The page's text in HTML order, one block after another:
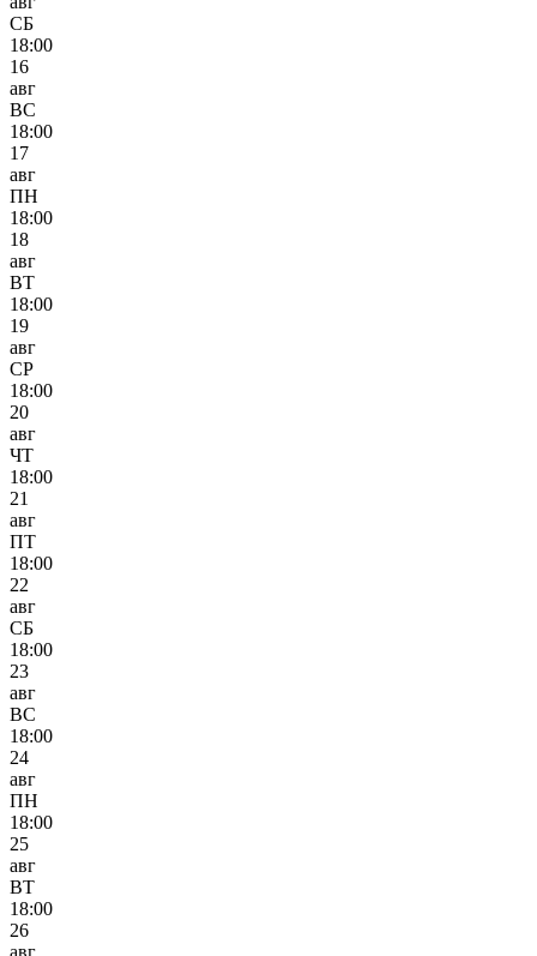
СБ
18:00
16
авг
ВС
18:00
17
авг
ПН
18:00
18
авг
ВТ
18:00
19
авг
СР
18:00
20
авг
ЧТ
18:00
21
авг
ПТ
18:00
22
авг
СБ
18:00
23
авг
ВС
18:00
24
авг
ПН
18:00
25
авг
ВТ
18:00
26